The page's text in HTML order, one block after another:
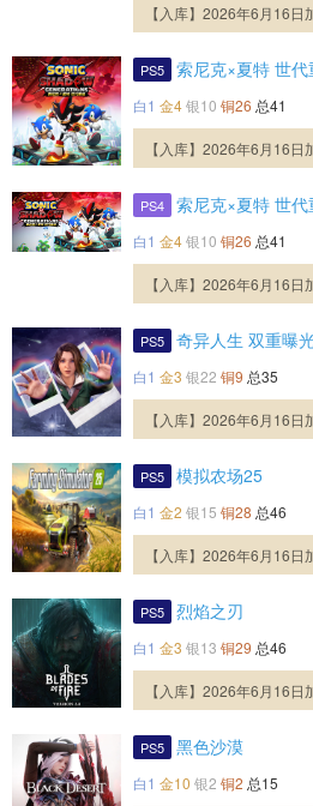
【入库】2026年6月16日
PS5 索尼克×夏特 世代
白1 金4银10 铜26 总41
【入库】2026年6月16日
PS4 索尼克×夏特 世代
白1 金4银10 铜26 总41
【入库】2026年6月16日
PS5 奇异人生 双重曝
白1 金3 银22 铜9 总35
【入库】2026年6月16日
PS5 模拟农场25
白1 金2 银15 铜28 总46
【入库】2026年6月16日
PS5 烈焰之刃
白1 金3 银13 铜29 总46
【入库】2026年6月16日
PS5 黑色沙漠
白1 金10 银2 铜2 总15